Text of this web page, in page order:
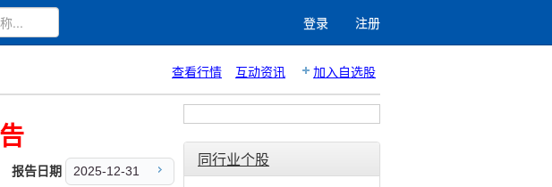
登录 注册
查看行情 互动资讯 加入自选股
报告日期 2025-12-31
同行业个股